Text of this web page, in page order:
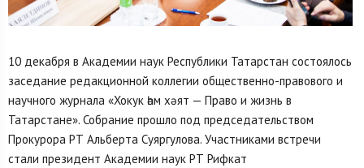
10 декабря в Академии наук Республики Татарстан состоялось
заседание редакционной коллегии общественно-правового и
научного журнала «Хокук һәм хәят — Право и жизнь в
Татарстане». Собрание прошло под председательством
Прокурора РТ Альберта Суяргулова. Участниками встречи
стали президент Академии наук РТ Рифкат